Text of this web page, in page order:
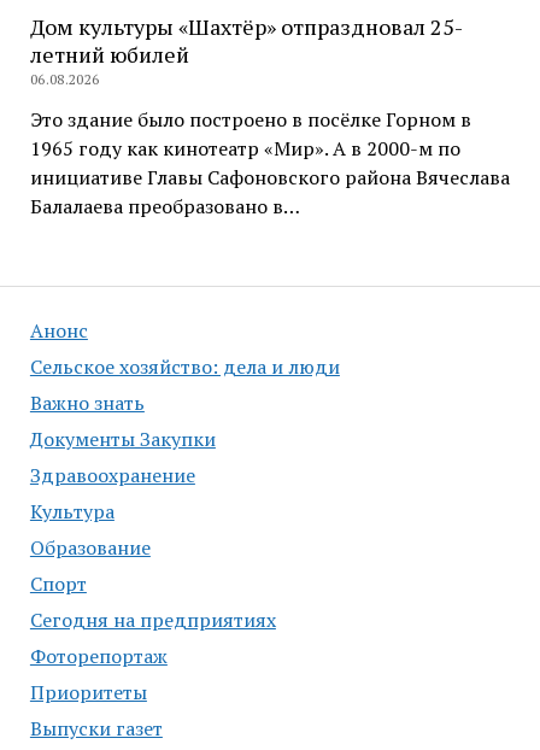
Анонс
Сельское хозяйство: дела и люди
Важно знать
Документы Закупки
Здравоохранение
Культура
Образование
Спорт
Сегодня на предприятиях
Фоторепортаж
Приоритеты
Выпуски газет
Дом культуры «Шахтёр» отпраздновал 25-
летний юбилей
06.08.2026
Это здание было построено в посёлке Горном в
1965 году как кинотеатр «Мир». А в 2000-м по
инициативе Главы Сафоновского района Вячеслава
Балалаева преобразовано в…